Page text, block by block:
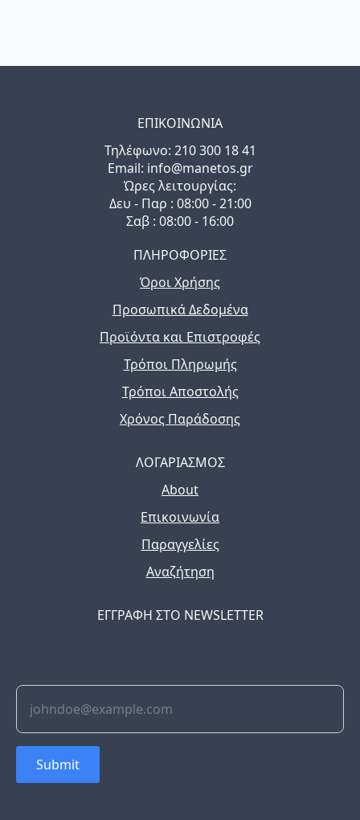
ΕΠΙΚΟΙΝΩΝΙΑ
Τηλέφωνo: 210 300 18 41
Email: info@manetos.gr
Ώρες λειτουργίας:
Δευ - Παρ : 08:00 - 21:00
Σαβ : 08:00 - 16:00
ΠΛΗΡΟΦΟΡΙΕΣ
Όροι Χρήσης
Προσωπικά Δεδομένα
Προϊόντα και Επιστροφές
Τρόποι Πληρωμής
Τρόποι Αποστολής
Χρόνος Παράδοσης
ΛΟΓΑΡΙΑΣΜΟΣ
About
Επικοινωνία
Παραγγελίες
Αναζήτηση
ΕΓΓΡΑΦΗ ΣΤΟ NEWSLETTER
Submit